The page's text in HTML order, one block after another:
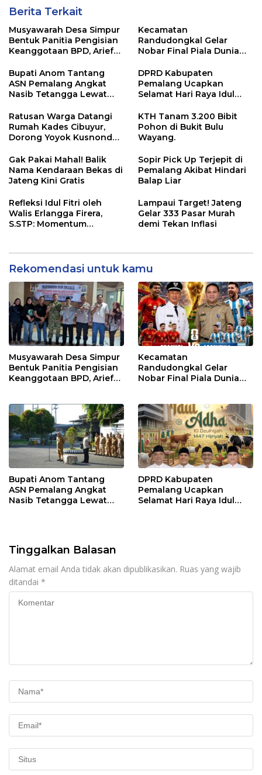
Berita Terkait
Musyawarah Desa Simpur
Bentuk Panitia Pengisian
Keanggotaan BPD, Arief
Sebagai Ketua
Kecamatan
Randudongkal Gelar
Nobar Final Piala Dunia
Ramaikan Acara
Bupati Anom Tantang
ASN Pemalang Angkat
Nasib Tetangga Lewat
DPRD Kabupaten
Pemalang Ucapkan
Selamat Hari Raya Idul
Ratusan Warga Datangi
Rumah Kades Cibuyur,
Dorong Yoyok Kusnondo
KTH Tanam 3.200 Bibit
Pohon di Bukit Bulu
Wayang.
Gak Pakai Mahal! Balik
Nama Kendaraan Bekas di
Jateng Kini Gratis
Sopir Pick Up Terjepit di
Pemalang Akibat Hindari
Balap Liar
Refleksi Idul Fitri oleh
Walis Erlangga Firera,
S.STP: Momentum
Lampaui Target! Jateng
Gelar 333 Pasar Murah
demi Tekan Inflasi
Rekomendasi untuk kamu
Musyawarah Desa Simpur
Bentuk Panitia Pengisian
Keanggotaan BPD, Arief
Kecamatan
Randudongkal Gelar
Nobar Final Piala Dunia
Bupati Anom Tantang
ASN Pemalang Angkat
Nasib Tetangga Lewat
DPRD Kabupaten
Pemalang Ucapkan
Selamat Hari Raya Idul
Tinggalkan Balasan
Alamat email Anda tidak akan dipublikasikan. Ruas yang wajib
ditandai *